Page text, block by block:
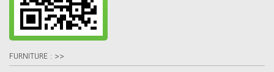
FURNITURE : >>